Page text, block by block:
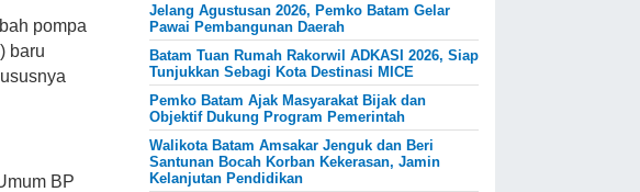
pompa
baru
BP
Jelang Agustusan 2026, Pemko Batam Gelar
Pawai Pembangunan Daerah
Batam Tuan Rumah Rakorwil ADKASI 2026, Siap
Tunjukkan Sebagi Kota Destinasi MICE
Pemko Batam Ajak Masyarakat Bijak dan
Objektif Dukung Program Pemerintah
Walikota Batam Amsakar Jenguk dan Beri
Santunan Bocah Korban Kekerasan, Jamin
Kelanjutan Pendidikan